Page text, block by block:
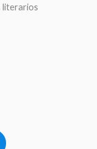
literarios